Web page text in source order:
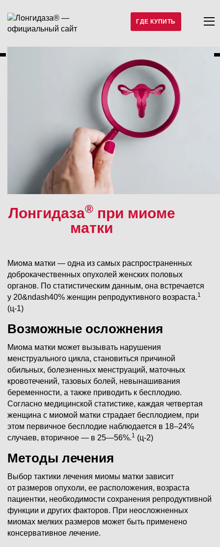
ГДЕ КУПИТЬ
Лонгидаза®при миоме
матки
Миома матки — одна из самых распространенных
доброкачественных опухолей женских половых
органов. По статистическим данным, она встречается
у 20&ndash40% женщин репродуктивного возраста.1
(ц-1)
Возможные осложнения
Миома матки может вызывать нарушения
менструального цикла, становиться причиной
обильных, болезненных менструаций, маточных
кровотечений, тазовых болей, невынашивания
беременности, а также приводить к бесплодию.
Согласно медицинской статистике, каждая четвертая
женщина с миомой матки страдает бесплодием, при
этом первичное бесплодие наблюдается в 18–24%
случаев, вторичное — в 25—56%.1 (ц-2)
Методы лечения
Выбор тактики лечения миомы матки зависит
от размеров опухоли, ее расположения, возраста
пациентки, необходимости сохранения репродуктивной
функции и других факторов. При неосложненных
миомах мелких размеров может быть применено
консервативное лечение.